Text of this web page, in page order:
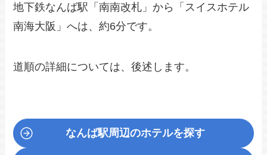
地下鉄なんば駅「南南改札」から「スイスホテル
南海大阪」へは、約6分です。
道順の詳細については、後述します。
なんば駅周辺のホテルを探す